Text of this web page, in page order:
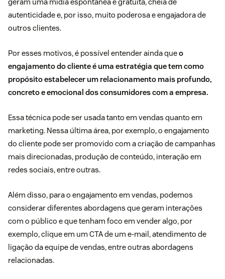
autenticidade e, por isso, muito poderosa e engajadora de
outros clientes.
Por esses motivos, é possível entender ainda queo
engajamento do cliente é uma estratégia que tem como
propósito estabelecer um relacionamento mais profundo,
concreto e emocional dos consumidores com a empresa.
Essa técnica pode ser usada tanto em vendas quanto em
marketing. Nessa última área, por exemplo, o engajamento
do cliente pode ser promovido com a criação de campanhas
mais direcionadas, produção de conteúdo, interação em
redes sociais, entre outras.
Além disso, para o engajamento em vendas, podemos
considerar diferentes abordagens que geram interações
com o público e que tenham foco em vender algo, por
exemplo, clique em um CTA de um e-mail, atendimento de
ligação da equipe de vendas, entre outras abordagens
relacionadas.